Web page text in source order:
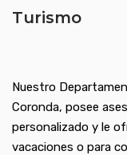
Turismo
Nuestro
Coronda, posee
personalizado y le
vacaciones o para